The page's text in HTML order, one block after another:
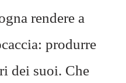
rendere a
produrre
dei suoi. Che